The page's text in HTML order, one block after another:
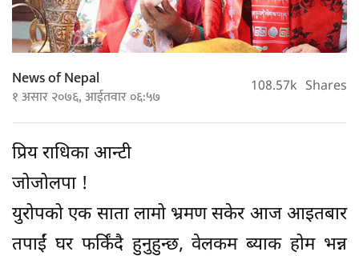
News of Nepal
१ असार २०७६, आईतवार ०६:५७ 108.57k Shares
प्रिय राधिका आन्टी
जोजोलपा !
युरोपको एक साता लामो भ्रमण सकेर आज आइतबार
तपाईं घर फर्किंदै हुनुहुन्छ, वेलकम ब्याक होम भन्न